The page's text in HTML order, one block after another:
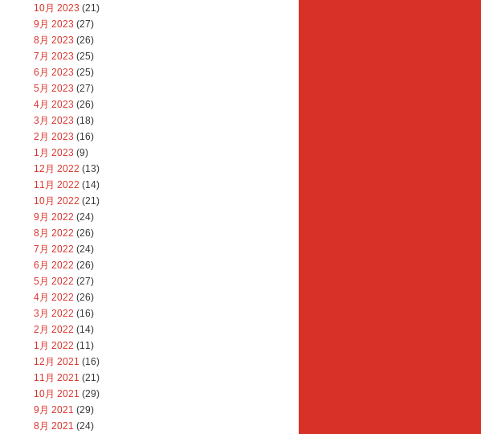
10月 2023 (21)
9月 2023 (27)
8月 2023 (26)
7月 2023 (25)
6月 2023 (25)
5月 2023 (27)
4月 2023 (26)
3月 2023 (18)
2月 2023 (16)
1月 2023 (9)
12月 2022 (13)
11月 2022 (14)
10月 2022 (21)
9月 2022 (24)
8月 2022 (26)
7月 2022 (24)
6月 2022 (26)
5月 2022 (27)
4月 2022 (26)
3月 2022 (16)
2月 2022 (14)
1月 2022 (11)
12月 2021 (16)
11月 2021 (21)
10月 2021 (29)
9月 2021 (29)
8月 2021 (24)